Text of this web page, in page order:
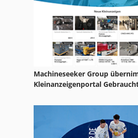
Nc Teilapparat
Optische Messmaschine
Schuhmachermaschine Fraes
Verpackung Maschine
Machineseeker Group
Kleinanzeigenportal